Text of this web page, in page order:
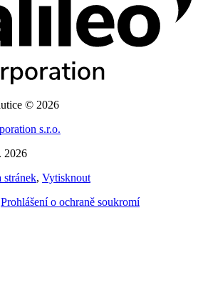
© 2026
s.r.o.
2026
stránek, Vytisknout
Prohlášení o ochraně soukromí